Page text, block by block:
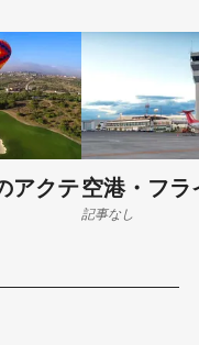
アクテ空港・フラ
記事なし